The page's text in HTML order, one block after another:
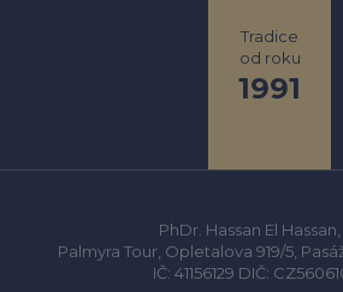
Tradice
od roku
1991
PhDr. Hassan El Hassan,
Palmyra Tour, Opletalova 919/5,
IČ: 41156129 DIČ: